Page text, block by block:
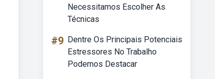
Necessitamos Escolher As
Técnicas
#9 Dentre Os Principais Potenciais
Estressores No Trabalho
Podemos Destacar